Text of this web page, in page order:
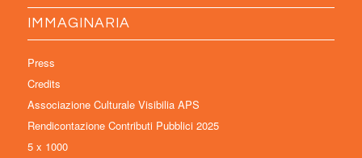
IMMAGINARIA
Press
Credits
Associazione Culturale Visibilia APS
Rendicontazione Contributi Pubblici 2025
5 x 1000